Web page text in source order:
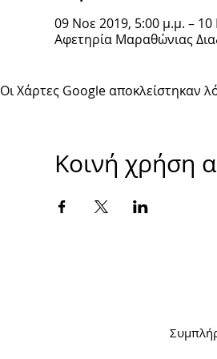
09 Νοε 2019, 5:00 μ.μ. –
Αφετηρία Μαραθώνιας
Οι Χάρτες Google αποκλείστηκαν
Κοινή χρήση